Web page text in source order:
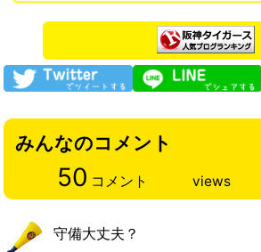
みんなのコメント
50 コメント views
守備大丈夫？